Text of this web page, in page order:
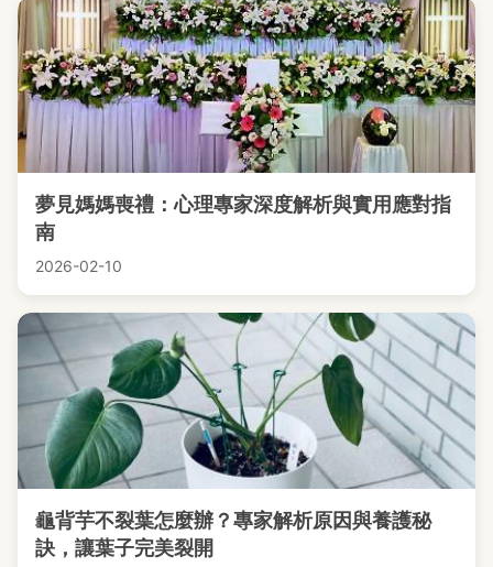
夢見媽媽喪禮：心理專家深度解析與實用應對指
南
2026-02-10
龜背芋不裂葉怎麼辦？專家解析原因與養護秘
訣，讓葉子完美裂開